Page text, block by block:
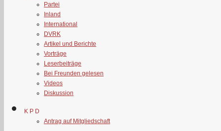
Partei
Inland
International
DVRK
Artikel und Berichte
Vorträge
Leserbeiträge
Bei Freunden gelesen
Videos
Diskussion
K P D
Antrag auf Mitgliedschaft